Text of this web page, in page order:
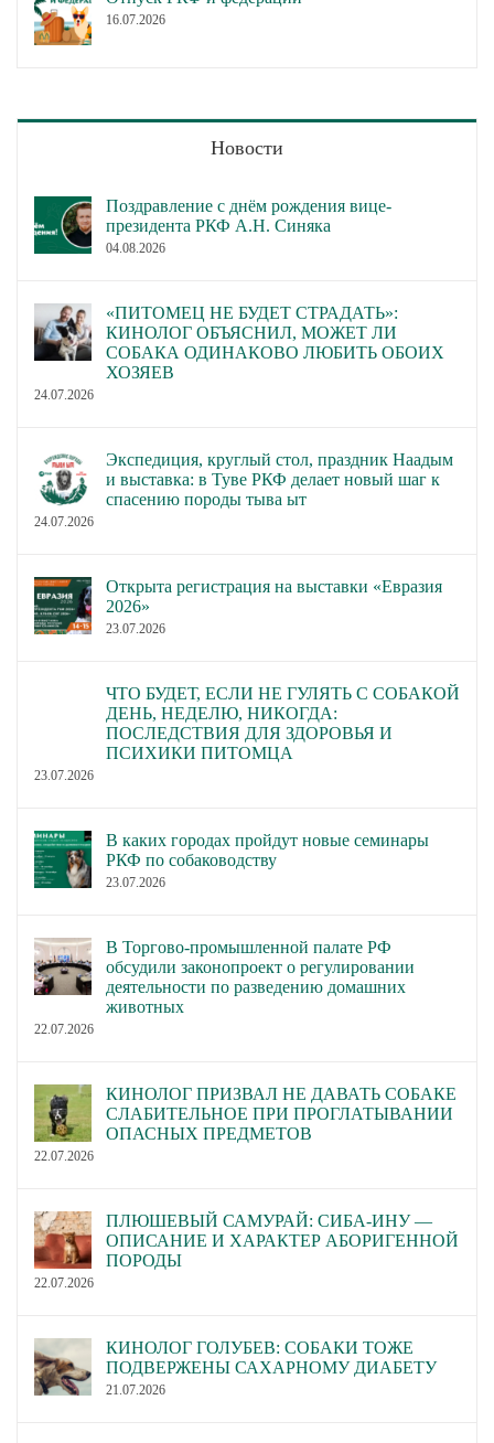
16.07.2026
Новости
Поздравление с днём рождения вице-
президента РКФ А.Н. Синяка
04.08.2026
«ПИТОМЕЦ НЕ БУДЕТ СТРАДАТЬ»:
КИНОЛОГ ОБЪЯСНИЛ, МОЖЕТ ЛИ
СОБАКА ОДИНАКОВО ЛЮБИТЬ ОБОИХ
ХОЗЯЕВ
24.07.2026
Экспедиция, круглый стол, праздник Наадым
и выставка: в Туве РКФ делает новый шаг к
спасению породы тыва ыт
24.07.2026
Открыта регистрация на выставки «Евразия
2026»
23.07.2026
ЧТО БУДЕТ, ЕСЛИ НЕ ГУЛЯТЬ С СОБАКОЙ
ДЕНЬ, НЕДЕЛЮ, НИКОГДА:
ПОСЛЕДСТВИЯ ДЛЯ ЗДОРОВЬЯ И
ПСИХИКИ ПИТОМЦА
23.07.2026
В каких городах пройдут новые семинары
РКФ по собаководству
23.07.2026
В Торгово-промышленной палате РФ
обсудили законопроект о регулировании
деятельности по разведению домашних
животных
22.07.2026
КИНОЛОГ ПРИЗВАЛ НЕ ДАВАТЬ СОБАКЕ
СЛАБИТЕЛЬНОЕ ПРИ ПРОГЛАТЫВАНИИ
ОПАСНЫХ ПРЕДМЕТОВ
22.07.2026
ПЛЮШЕВЫЙ САМУРАЙ: СИБА-ИНУ —
ОПИСАНИЕ И ХАРАКТЕР АБОРИГЕННОЙ
ПОРОДЫ
22.07.2026
КИНОЛОГ ГОЛУБЕВ: СОБАКИ ТОЖЕ
ПОДВЕРЖЕНЫ САХАРНОМУ ДИАБЕТУ
21.07.2026